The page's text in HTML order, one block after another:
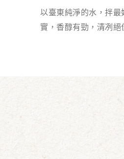
以臺東純淨的水，拌最
實，香醇有勁，清冽絕